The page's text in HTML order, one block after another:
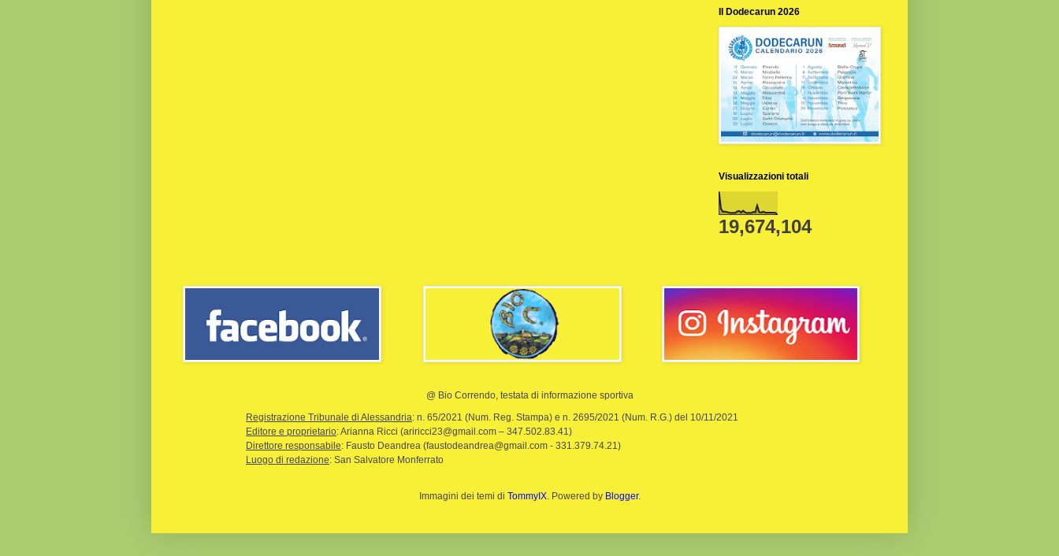
Il Dodecarun 2026
Visualizzazioni totali
19,674,104
@ Bio Correndo, testata di informazione sportiva
Registrazione Tribunale di Alessandria: n. 65/2021 (Num. Reg. Stampa) e n. 2695/2021 (Num. R.G.) del 10/11/2021
Editore e proprietario: Arianna Ricci (ariricci23@gmail.com – 347.502.83.41)
Direttore responsabile: Fausto Deandrea (faustodeandrea@gmail.com - 331.379.74.21)
Luogo di redazione: San Salvatore Monferrato
Immagini dei temi di TommyIX. Powered by Blogger.